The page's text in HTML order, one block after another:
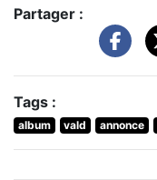
Partager :
Tags :
album vald annonce